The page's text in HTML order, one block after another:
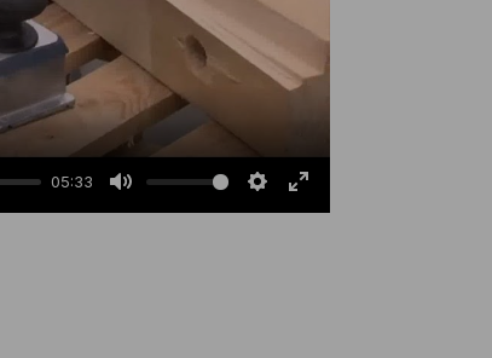
05:33
Mute Settings
Enter